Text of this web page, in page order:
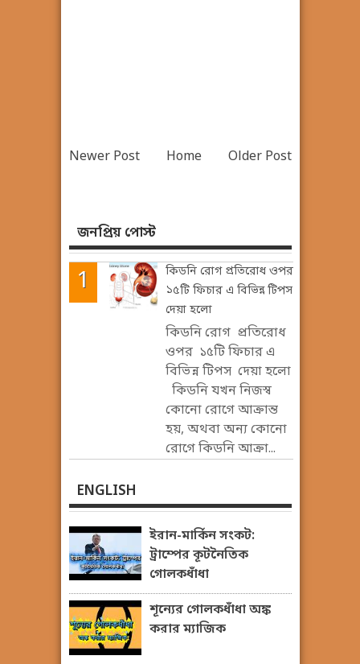
Newer Post Older Post
Home
জনপ্রিয় পোস্ট
কিডনি রোগ প্রতিরোধ ওপর
১৫টি ফিচার এ বিভিন্ন টিপস
দেয়া হলো
কিডনি রোগ প্রতিরোধ
ওপর ১৫টি ফিচার এ
বিভিন্ন টিপস দেয়া হলো
কিডনি যখন নিজস্ব
কোনো রোগে আক্রান্ত
হয়, অথবা অন্য কোনো
রোগে কিডনি আক্রা...
ENGLISH
ইরান-মার্কিন সংকট:
ট্রাম্পের কূটনৈতিক
গোলকধাঁধা
শূন্যের গোলকধাঁধা অঙ্ক
করার ম্যাজিক